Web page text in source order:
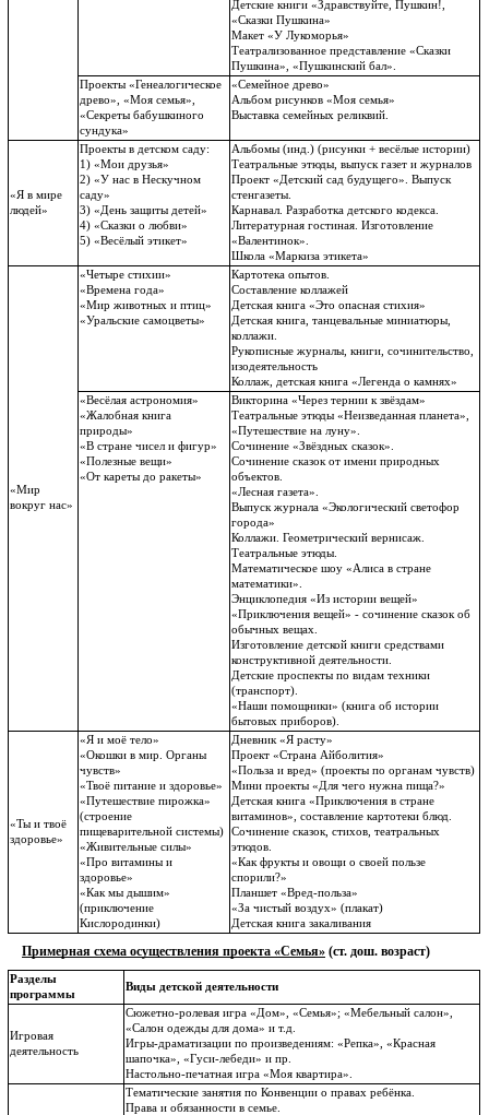
Детские книги «Здравствуйте, Пушкин!,
«Сказки Пушкина»
Макет «У Лукоморья»
Театрализованное представление «Сказки
Пушкина», «Пушкинский бал».
Проекты «Генеалогическое
древо», «Моя семья»,
«Секреты бабушкиного
сундука»
«Семейное древо»
Альбом рисунков «Моя семья»
Выставка семейных реликвий.
«Я в мире
людей»
Проекты в детском саду:
1) «Мои друзья»
2) «У нас в Нескучном
саду»
3) «День защиты детей»
4) «Сказки о любви»
5) «Весёлый этикет»
Альбомы (инд.) (рисунки + весёлые истории)
Театральные этюды, выпуск газет и журналов
Проект «Детский сад будущего». Выпуск
стенгазеты.
Карнавал. Разработка детского кодекса.
Литературная гостиная. Изготовление
«Валентинок».
Школа «Маркиза этикета»
«Мир
вокруг нас»
«Четыре стихии»
«Времена года»
«Мир животных и птиц»
«Уральские самоцветы»
Картотека опытов.
Составление коллажей
Детская книга «Это опасная стихия»
Детская книга, танцевальные миниатюры,
коллажи.
Рукописные журналы, книги, сочинительство,
изодеятельность
Коллаж, детская книга «Легенда о камнях»
«Весёлая астрономия»
«Жалобная книга
природы»
«В стране чисел и фигур»
«Полезные вещи»
«От кареты до ракеты»
Викторина «Через тернии к звёздам»
Театральные этюды «Неизведанная планета»,
«Путешествие на луну».
Сочинение «Звёздных сказок».
Сочинение сказок от имени природных
объектов.
«Лесная газета».
Выпуск журнала «Экологический светофор
города»
Коллажи. Геометрический вернисаж.
Театральные этюды.
Математическое шоу «Алиса в стране
математики».
Энциклопедия «Из истории вещей»
«Приключения вещей» - сочинение сказок об
обычных вещах.
Изготовление детской книги средствами
конструктивной деятельности.
Детские проспекты по видам техники
(транспорт).
«Наши помощники» (книга об истории
бытовых приборов).
«Ты и твоё
здоровье»
«Я и моё тело»
«Окошки в мир. Органы
чувств»
«Твоё питание и здоровье»
«Путешествие пирожка»
(строение
пищеварительной системы)
«Живительные силы»
«Про витамины и
здоровье»
«Как мы дышим»
(приключение
Кислородинки)
Дневник «Я расту»
Проект «Страна Айболития»
«Польза и вред» (проекты по органам чувств)
Мини проекты «Для чего нужна пища?»
Детская книга «Приключения в стране
витаминов», составление картотеки блюд.
Сочинение сказок, стихов, театральных
этюдов.
«Как фрукты и овощи о своей пользе
спорили?»
Планшет «Вред-польза»
«За чистый воздух» (плакат)
Детская книга закаливания
Примерная схема осуществления проекта «Семья» (ст. дош. возраст)
Разделы
программы
Виды детской деятельности
Игровая
деятельность
Сюжетно-ролевая игра «Дом», «Семья»; «Мебельный салон»,
«Салон одежды для дома» и т.д.
Игры-драматизации по произведениям: «Репка», «Красная
шапочка», «Гуси-лебеди» и пр.
Настольно-печатная игра «Моя квартира».
Тематические занятия по Конвенции о правах ребёнка.
Права и обязанности в семье.